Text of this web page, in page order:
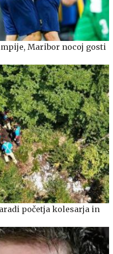
Maribor nocoj gosti
početja kolesarja in